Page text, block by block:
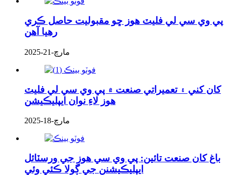
پي وي سي لي فليٽ هوز ڇو مقبوليت حاصل ڪري
رهيا آهن
مارچ-21-2025
کان کني ۽ تعميراتي صنعت ۾ پي وي سي لي فليٽ
هوز لاءِ نوان ايپليڪيشن
مارچ-18-2025
باغ کان صنعت تائين: پي وي سي هوز جي ورسٽائل
ايپليڪيشنن جي ڳولا ڪئي وئي